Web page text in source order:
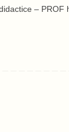
– PROF